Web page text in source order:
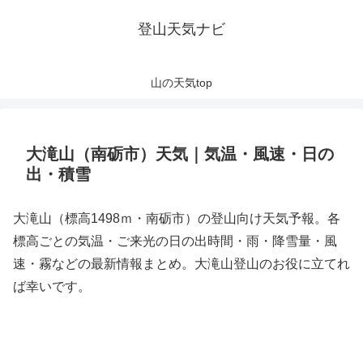
登山天気ナビ
山の天気top
大滝山（南砺市）天気｜気温・風速・日の
出・積雪
大滝山（標高1498ｍ・南砺市）の登山向け天気予報。各
標高ごとの気温・ご来光の日の出時間・雨・降雪量・風
速・霧などの最新情報まとめ。大滝山登山のお役に立てれ
ば幸いです。